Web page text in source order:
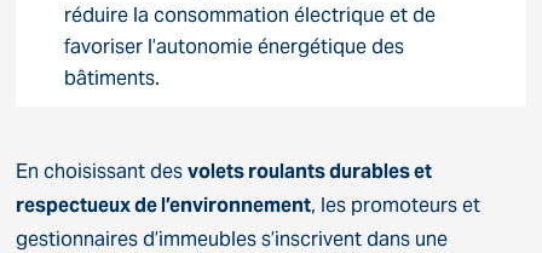
réduire la consommation électrique et de
favoriser l’autonomie énergétique des
bâtiments.
En choisissant desvolets roulants durables et
respectueux de l’environnement, les promoteurs et
gestionnaires d’immeubles s’inscrivent dans une